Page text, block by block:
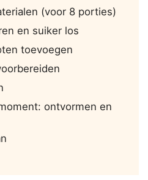
(voor 8 porties)
en suiker los
toevoegen
ontvormen en